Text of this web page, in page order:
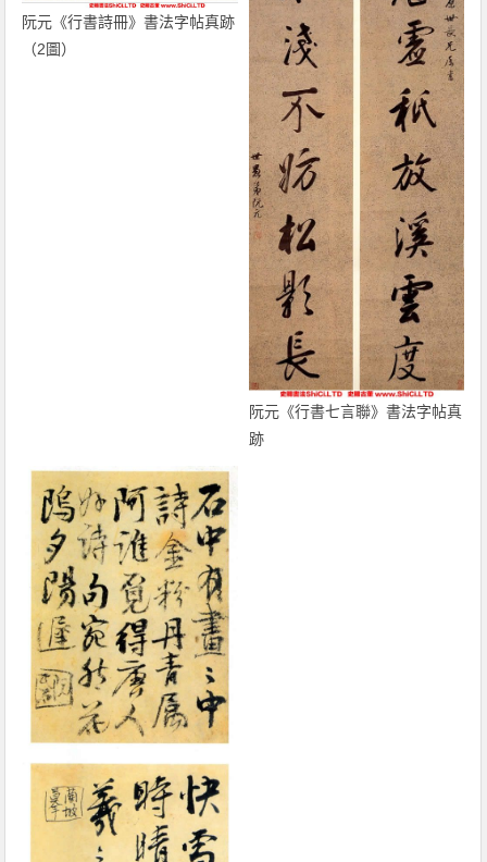
阮元《行書詩冊》書法字帖真跡
（2圖）
阮元《行書七言聯》書法字帖真
跡